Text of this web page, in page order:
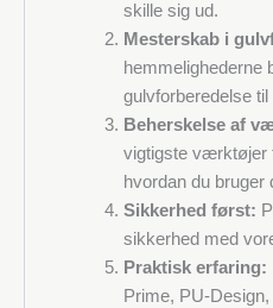
skille sig ud.
Mesterskab i
hemmelighederne
gulvforberedelse
Beherskelse af
vigtigste værktøjer
hvordan du bruger
Sikkerhed først:
sikkerhed med
Praktisk erfaring:
Prime, PU-